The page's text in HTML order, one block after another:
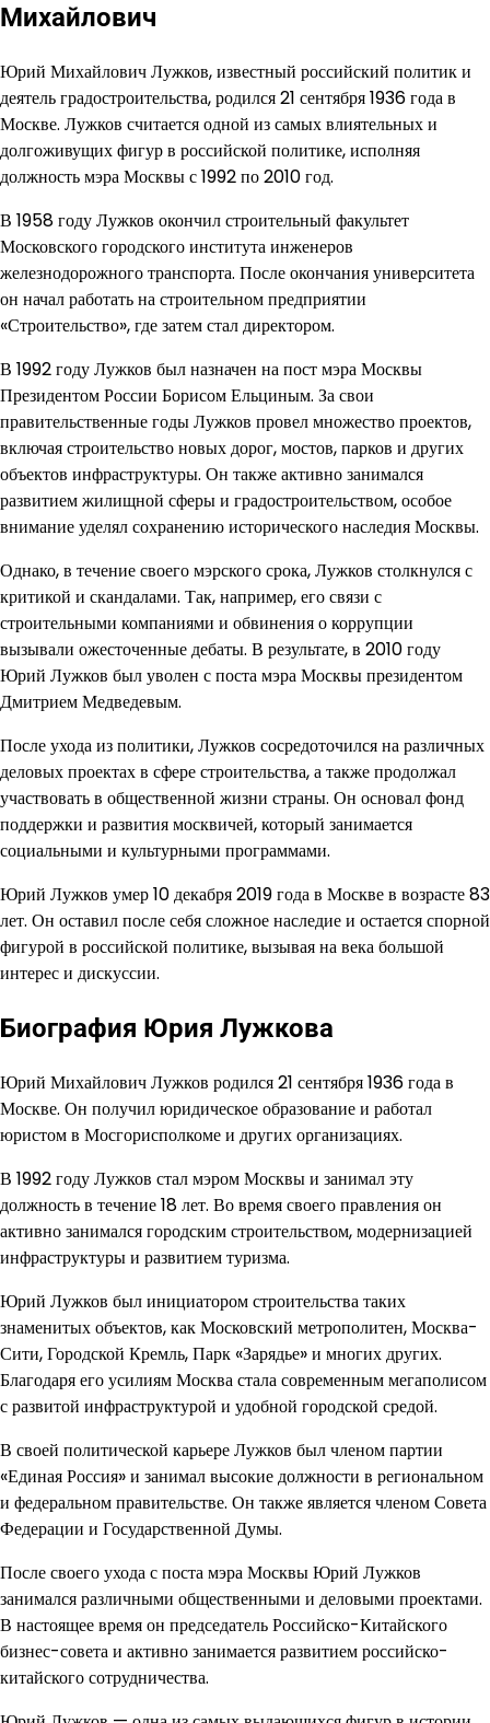
Михайлович
Юрий Михайлович Лужков, известный российский политик и
деятель градостроительства, родился 21 сентября 1936 года в
Москве. Лужков считается одной из самых влиятельных и
долгоживущих фигур в российской политике, исполняя
должность мэра Москвы с 1992 по 2010 год.
В 1958 году Лужков окончил строительный факультет
Московского городского института инженеров
железнодорожного транспорта. После окончания университета
он начал работать на строительном предприятии
«Строительство», где затем стал директором.
В 1992 году Лужков был назначен на пост мэра Москвы
Президентом России Борисом Ельциным. За свои
правительственные годы Лужков провел множество проектов,
включая строительство новых дорог, мостов, парков и других
объектов инфраструктуры. Он также активно занимался
развитием жилищной сферы и градостроительством, особое
внимание уделял сохранению исторического наследия Москвы.
Однако, в течение своего мэрского срока, Лужков столкнулся с
критикой и скандалами. Так, например, его связи с
строительными компаниями и обвинения о коррупции
вызывали ожесточенные дебаты. В результате, в 2010 году
Юрий Лужков был уволен с поста мэра Москвы президентом
Дмитрием Медведевым.
После ухода из политики, Лужков сосредоточился на различных
деловых проектах в сфере строительства, а также продолжал
участвовать в общественной жизни страны. Он основал фонд
поддержки и развития москвичей, который занимается
социальными и культурными программами.
Юрий Лужков умер 10 декабря 2019 года в Москве в возрасте 83
лет. Он оставил после себя сложное наследие и остается спорной
фигурой в российской политике, вызывая на века большой
интерес и дискуссии.
Биография Юрия Лужкова
Юрий Михайлович Лужков родился 21 сентября 1936 года в
Москве. Он получил юридическое образование и работал
юристом в Мосгорисполкоме и других организациях.
В 1992 году Лужков стал мэром Москвы и занимал эту
должность в течение 18 лет. Во время своего правления он
активно занимался городским строительством, модернизацией
инфраструктуры и развитием туризма.
Юрий Лужков был инициатором строительства таких
знаменитых объектов, как Московский метрополитен, Москва-
Сити, Городской Кремль, Парк «Зарядье» и многих других.
Благодаря его усилиям Москва стала современным мегаполисом
с развитой инфраструктурой и удобной городской средой.
В своей политической карьере Лужков был членом партии
«Единая Россия» и занимал высокие должности в региональном
и федеральном правительстве. Он также является членом Совета
Федерации и Государственной Думы.
После своего ухода с поста мэра Москвы Юрий Лужков
занимался различными общественными и деловыми проектами.
В настоящее время он председатель Российско-Китайского
бизнес-совета и активно занимается развитием российско-
китайского сотрудничества.